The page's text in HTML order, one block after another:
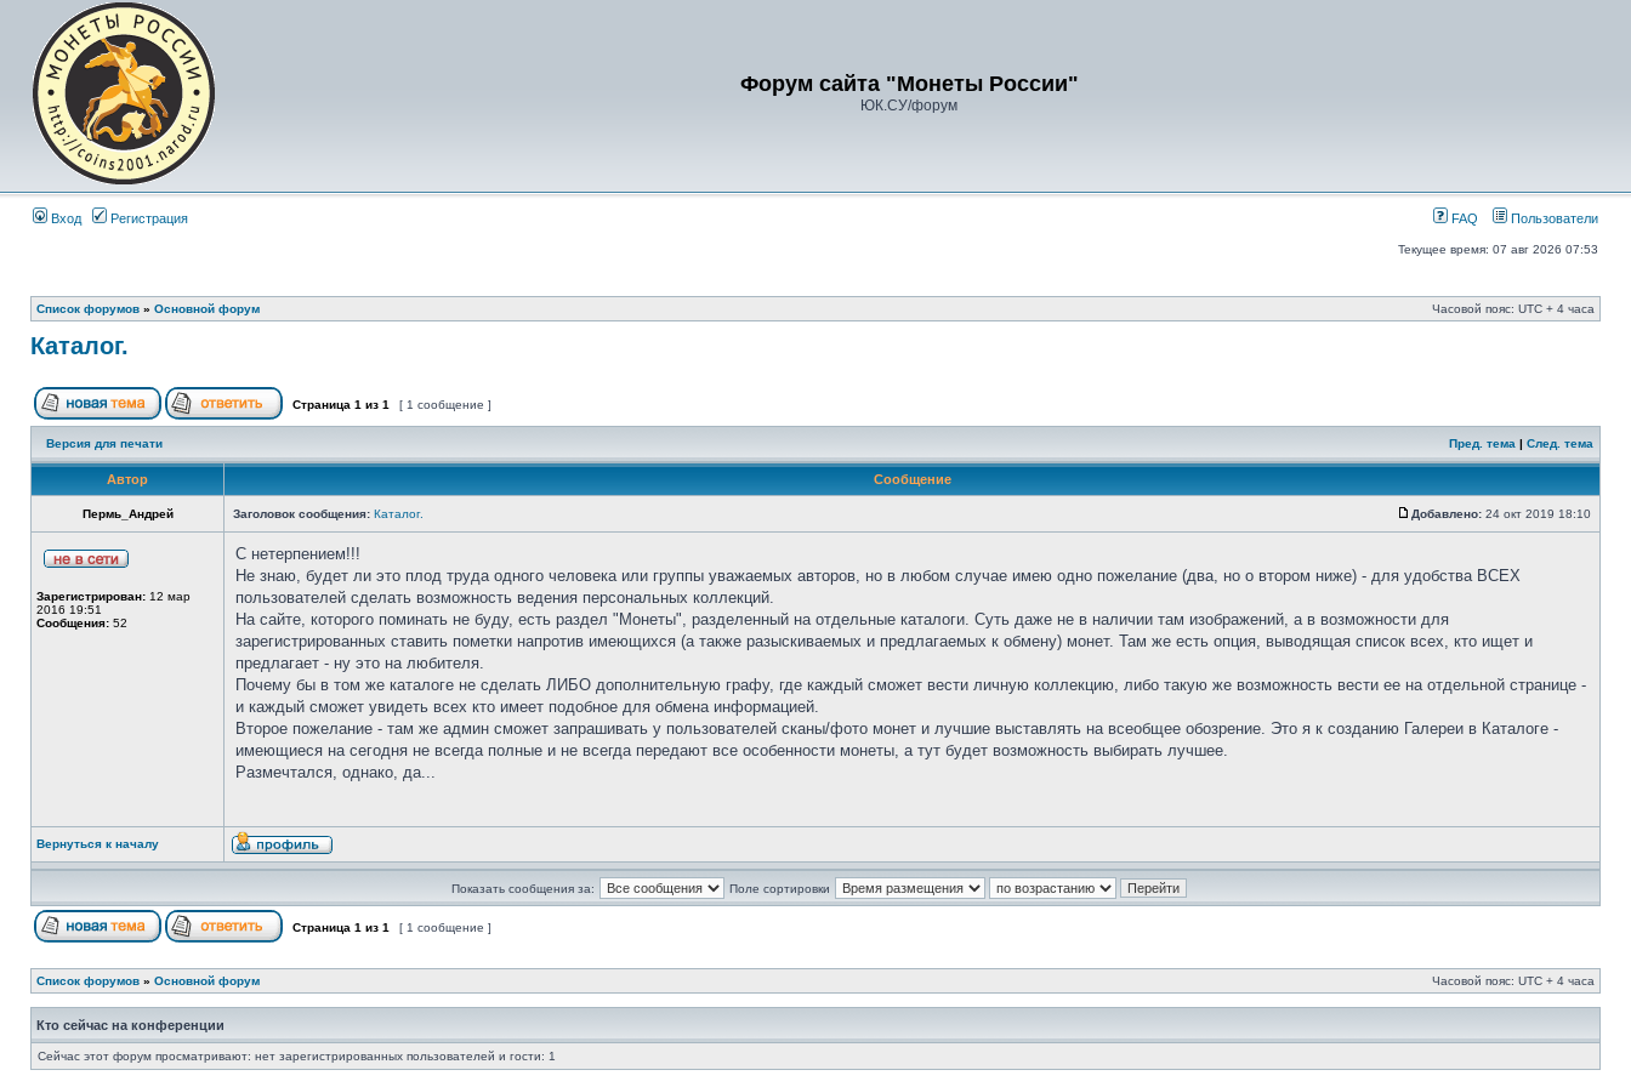
Форум сайта "Монеты России"
ЮК.СУ/форум
Вход Регистрация FAQ Пользователи
Текущее время: 07 авг 2026 07:53
Список форумов » Основной форум Часовой пояс: UTC + 4 часа
Каталог.
Страница 1 из 1 [ 1 сообщение ]
Версия для печати Пред. тема | След. тема
Автор Сообщение
Пермь_Андрей Заголовок сообщения: Каталог. Добавлено: 24 окт 2019 18:10
Зарегистрирован: 12 мар
2016 19:51
Сообщения: 52
С нетерпением!!!
Не знаю, будет ли это плод труда одного человека или группы уважаемых авторов, но в любом случае имею одно пожелание (два, но о втором ниже) - для удобства ВСЕХ
пользователей сделать возможность ведения персональных коллекций.
На сайте, которого поминать не буду, есть раздел "Монеты", разделенный на отдельные каталоги. Суть даже не в наличии там изображений, а в возможности для
зарегистрированных ставить пометки напротив имеющихся (а также разыскиваемых и предлагаемых к обмену) монет. Там же есть опция, выводящая список всех, кто ищет и
предлагает - ну это на любителя.
Почему бы в том же каталоге не сделать ЛИБО дополнительную графу, где каждый сможет вести личную коллекцию, либо такую же возможность вести ее на отдельной странице -
и каждый сможет увидеть всех кто имеет подобное для обмена информацией.
Второе пожелание - там же админ сможет запрашивать у пользователей сканы/фото монет и лучшие выставлять на всеобщее обозрение. Это я к созданию Галереи в Каталоге -
имеющиеся на сегодня не всегда полные и не всегда передают все особенности монеты, а тут будет возможность выбирать лучшее.
Размечтался, однако, да...
Вернуться к началу
Показать сообщения за: Поле сортировки
Страница 1 из 1 [ 1 сообщение ]
Список форумов » Основной форум Часовой пояс: UTC + 4 часа
Кто сейчас на конференции
Сейчас этот форум просматривают: нет зарегистрированных пользователей и гости: 1